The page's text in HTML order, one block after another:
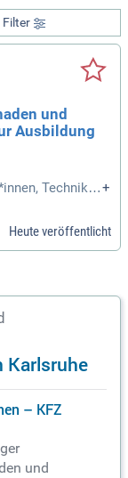
Filter
und
Ausbildung
Techniker
in Unfallsch
fle
Sie die Mögli
Nebe
Sie von attra
Un
für Ihre Zuk
+
Heute veröffentlicht
Karlsruhe
– KFZ
und